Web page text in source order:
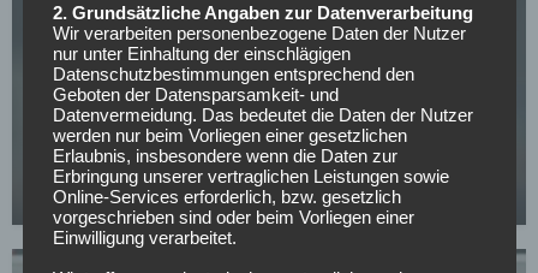
SV DARMSTADT 98
Offiziell: Darmstadt 98 verlängert mit Trainer
Kohfeldt
07.05.2026
2. Grundsätzliche Angaben zur Datenverarbeitung
Wir verarbeiten personenbezogene Daten der Nutzer
nur unter Einhaltung der einschlägigen
Datenschutzbestimmungen entsprechend den
Geboten der Datensparsamkeit- und
Datenvermeidung. Das bedeutet die Daten der Nutzer
werden nur beim Vorliegen einer gesetzlichen
Erlaubnis, insbesondere wenn die Daten zur
Erbringung unserer vertraglichen Leistungen sowie
Online-Services erforderlich, bzw. gesetzlich
vorgeschrieben sind oder beim Vorliegen einer
Einwilligung verarbeitet.